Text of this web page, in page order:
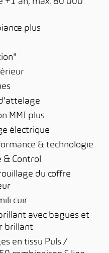
+1 an, max. 80'000
plus
MMI plus
électrique
& technologie
Control
du coffre
cuir
avec bagues et
brillant
en tissu Puls /